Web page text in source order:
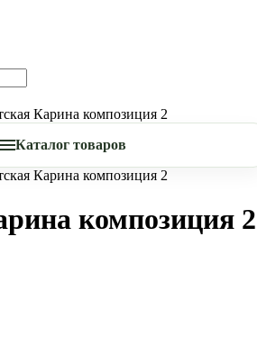
Карина композиция 2
Каталог товаров
Карина композиция 2
композиция 2